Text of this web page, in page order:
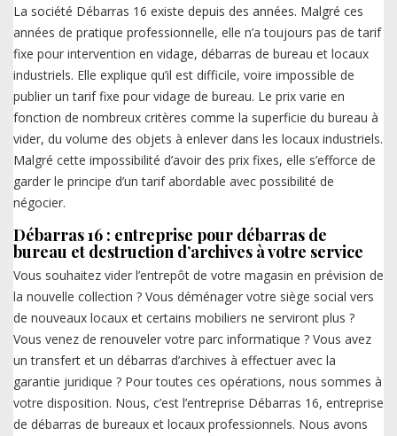
La société Débarras 16 existe depuis des années. Malgré ces
années de pratique professionnelle, elle n’a toujours pas de tarif
fixe pour intervention en vidage, débarras de bureau et locaux
industriels. Elle explique qu’il est difficile, voire impossible de
publier un tarif fixe pour vidage de bureau. Le prix varie en
fonction de nombreux critères comme la superficie du bureau à
vider, du volume des objets à enlever dans les locaux industriels.
Malgré cette impossibilité d’avoir des prix fixes, elle s’efforce de
garder le principe d’un tarif abordable avec possibilité de
négocier.
Débarras 16 : entreprise pour débarras de
bureau et destruction d’archives à votre service
Vous souhaitez vider l’entrepôt de votre magasin en prévision de
la nouvelle collection ? Vous déménager votre siège social vers
de nouveaux locaux et certains mobiliers ne serviront plus ?
Vous venez de renouveler votre parc informatique ? Vous avez
un transfert et un débarras d’archives à effectuer avec la
garantie juridique ? Pour toutes ces opérations, nous sommes à
votre disposition. Nous, c’est l’entreprise Débarras 16, entreprise
de débarras de bureaux et locaux professionnels. Nous avons